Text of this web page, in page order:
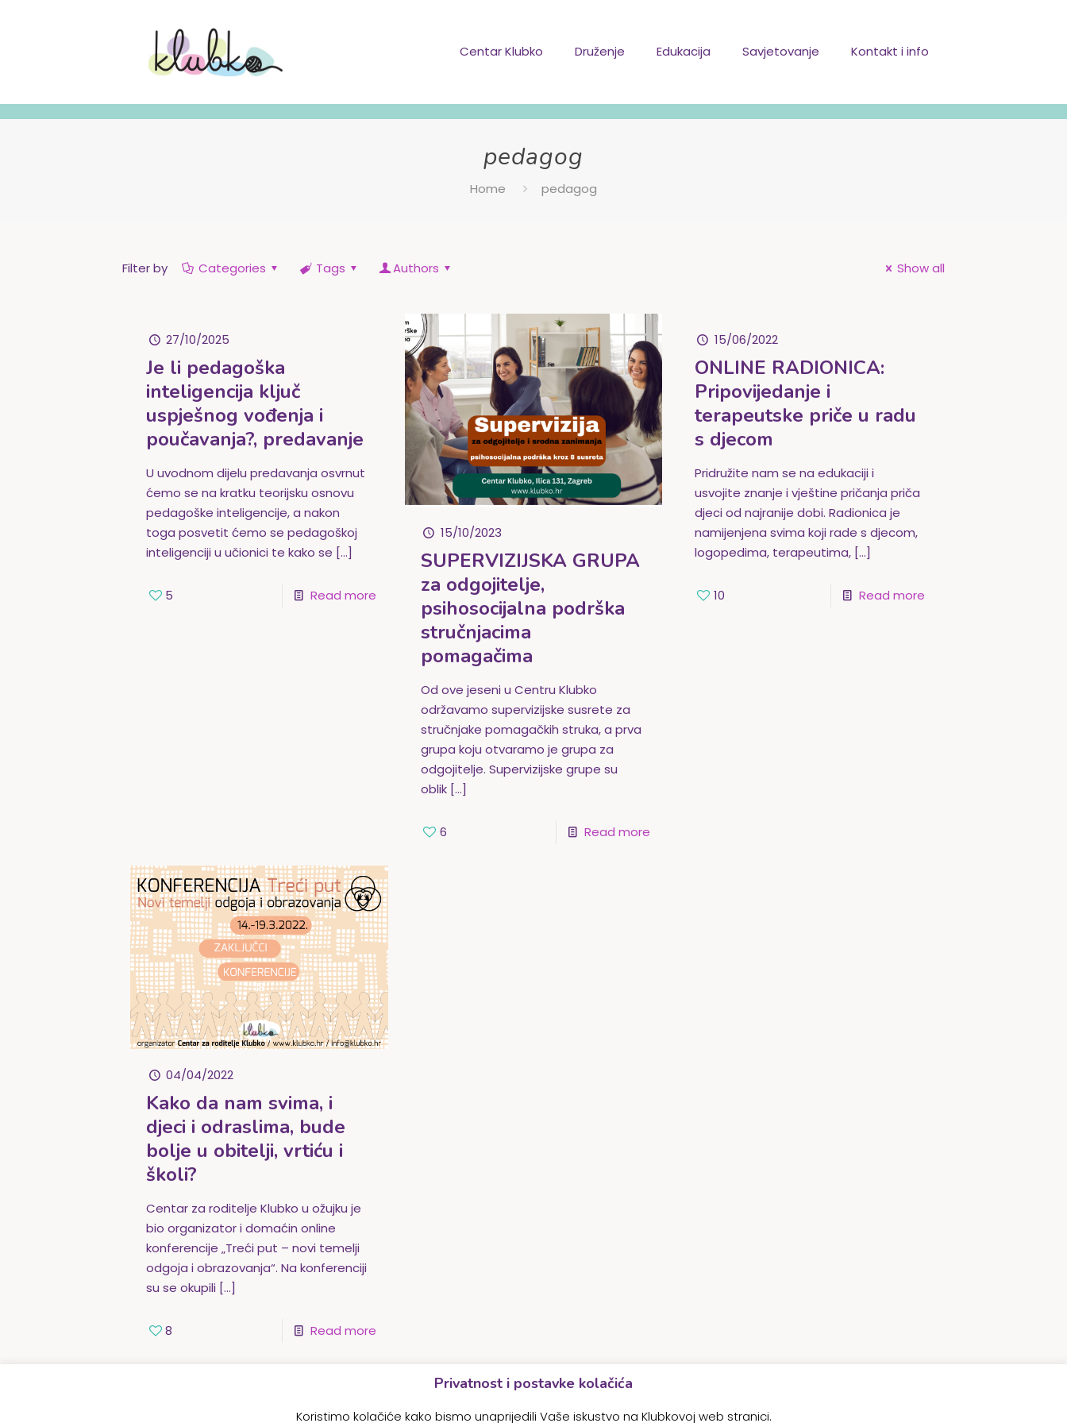
Centar Klubko Druženje Edukacija Savjetovanje Kontakt i info
pedagog
Home pedagog
Filter by Categories Tags Authors Show all
27/10/2025
Je li pedagoška
inteligencija ključ
uspješnog vođenja i
poučavanja?, predavanje
U uvodnom dijelu predavanja osvrnut
ćemo se na kratku teorijsku osnovu
pedagoške inteligencije, a nakon
toga posvetit ćemo se pedagoškoj
inteligenciji u učionici te kako se […]
5 Read more
15/10/2023
SUPERVIZIJSKA GRUPA
za odgojitelje,
psihosocijalna podrška
stručnjacima
pomagačima
Od ove jeseni u Centru Klubko
održavamo supervizijske susrete za
stručnjake pomagačkih struka, a prva
grupa koju otvaramo je grupa za
odgojitelje. Supervizijske grupe su
oblik[…]
6 Read more
15/06/2022
ONLINE RADIONICA:
Pripovijedanje i
terapeutske priče u radu
s djecom
Pridružite nam se na edukaciji i
usvojite znanje i vještine pričanja priča
djeci od najranije dobi. Radionica je
namijenjena svima koji rade s djecom,
logopedima, terapeutima,[…]
10 Read more
04/04/2022
Kako da nam svima, i
djeci i odraslima, bude
bolje u obitelji, vrtiću i
školi?
Centar za roditelje Klubko u ožujku je
bio organizator i domaćin online
konferencije „Treći put – novi temelji
odgoja i obrazovanja“. Na konferenciji
su se okupili […]
8 Read more
Privatnost i postavke kolačića
Koristimo kolačiće kako bismo unaprijedili Vaše iskustvo na Klubkovoj web stranici.